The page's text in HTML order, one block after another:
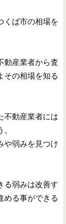
くば市の相場を
動産業者から査
その相場を知る
不動産業者には
や弱みを見つけ
る弱みは改善す
める事ができる